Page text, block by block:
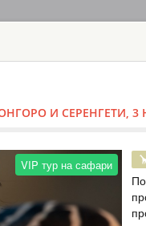
И СЕРЕНГЕТИ, 3
VIP тур на сафари